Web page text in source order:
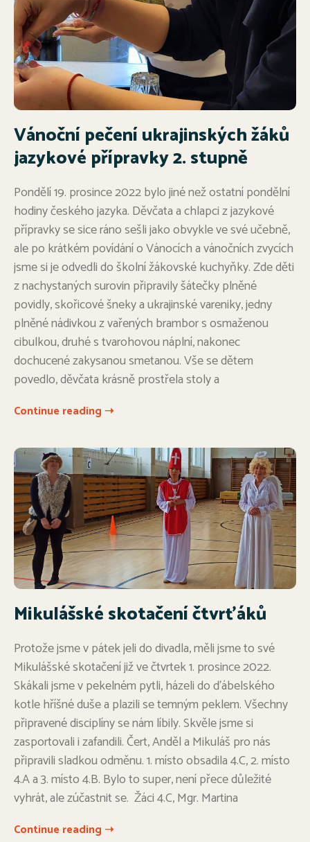
Vánoční pečení ukrajinských žáků
jazykové přípravky 2. stupně
Pondělí 19. prosince 2022 bylo jiné než ostatní pondělní
hodiny českého jazyka. Děvčata a chlapci z jazykové
přípravky se sice ráno sešli jako obvykle ve své učebně,
ale po krátkém povídání o Vánocích a vánočních zvycích
jsme si je odvedli do školní žákovské kuchyňky. Zde děti
z nachystaných surovin připravily šátečky plněné
povidly, skořicové šneky a ukrajinské vareniky, jedny
plněné nádivkou z vařených brambor s osmaženou
cibulkou, druhé s tvarohovou náplní, nakonec
dochucené zakysanou smetanou. Vše se dětem
povedlo, děvčata krásně prostřela stoly a
Continue reading ➝
Mikulášské skotačení čtvrťáků
Protože jsme v pátek jeli do divadla, měli jsme to své
Mikulášské skotačení již ve čtvrtek 1. prosince 2022.
Skákali jsme v pekelném pytli, házeli do ďábelského
kotle hříšné duše a plazili se temným peklem. Všechny
připravené disciplíny se nám líbily. Skvěle jsme si
zasportovali i zafandili. Čert, Anděl a Mikuláš pro nás
připravili sladkou odměnu. 1. místo obsadila 4.C, 2. místo
4.A a 3. místo 4.B. Bylo to super, není přece důležité
vyhrát, ale zúčastnit se. Žáci 4.C, Mgr. Martina
Continue reading ➝